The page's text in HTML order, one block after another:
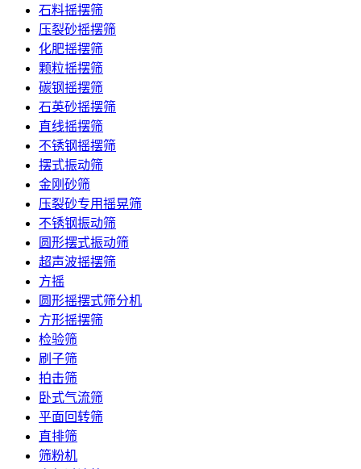
石料摇摆筛
压裂砂摇摆筛
化肥摇摆筛
颗粒摇摆筛
碳钢摇摆筛
石英砂摇摆筛
直线摇摆筛
不锈钢摇摆筛
摆式振动筛
金刚砂筛
压裂砂专用摇晃筛
不锈钢振动筛
圆形摆式振动筛
超声波摇摆筛
方摇
圆形摇摆式筛分机
方形摇摆筛
检验筛
刷子筛
拍击筛
卧式气流筛
平面回转筛
直排筛
筛粉机